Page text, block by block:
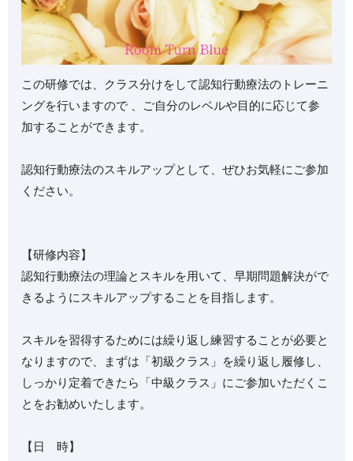
この研修では、クラス分けをして認知行動療法のトレーニ
ングを行いますので 、ご自分のレベルや目的に応じて参
加することができます。
認知行動療法のスキルアップとして、ぜひお気軽にご参加
ください。
【研修内容】
認知行動療法の理論とスキルを用いて、早期問題解決がで
きるようにスキルアップすることを目指します。
スキルを習得するためには繰り返し練習することが必要と
なりますので、まずは「初級クラス」を繰り返し履修し、
しっかり定着できたら「中級クラス」にご参加いただくこ
とをお勧めいたします。
【日 時】